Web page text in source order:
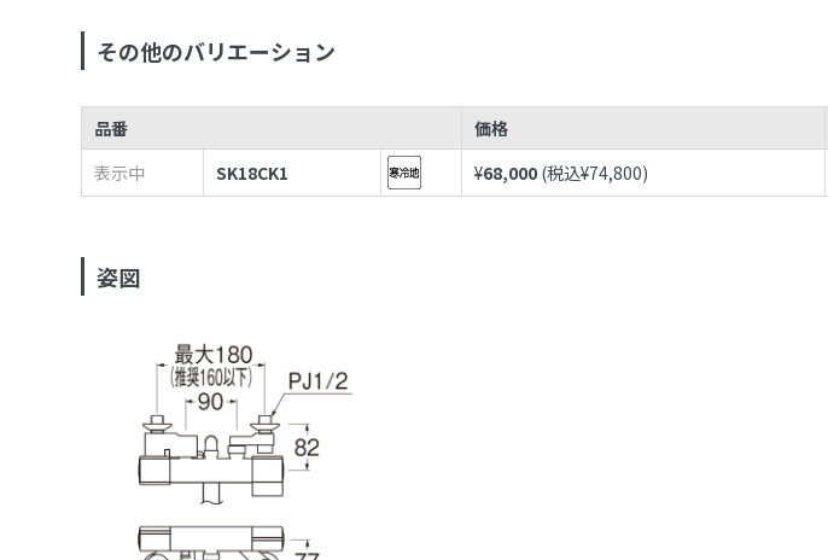
その他のバリエーション
品番 価格
表示中
SK18CK1 ¥68,000 (税込¥74,800)
姿図